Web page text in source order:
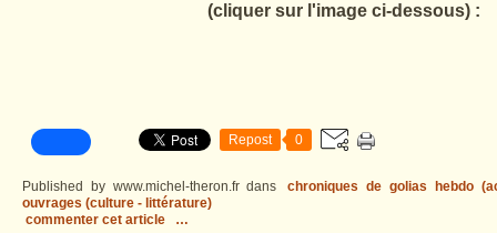
(cliquer sur l'image ci-dessous) :
Repost 0
Published by www.michel-theron.fr dans
chroniques de golias hebdo
ouvrages (culture - littérature)
commenter cet article
…